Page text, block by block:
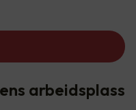
arbeidsplass